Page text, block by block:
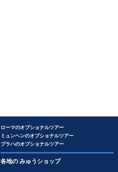
ローマのオプショナルツアー
ミュンヘンのオプショナルツアー
プラハのオプショナルツアー
各地の みゅうショップ